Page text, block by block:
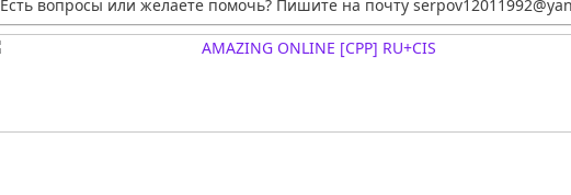
Есть вопросы или желаете помочь? Пишите на почту